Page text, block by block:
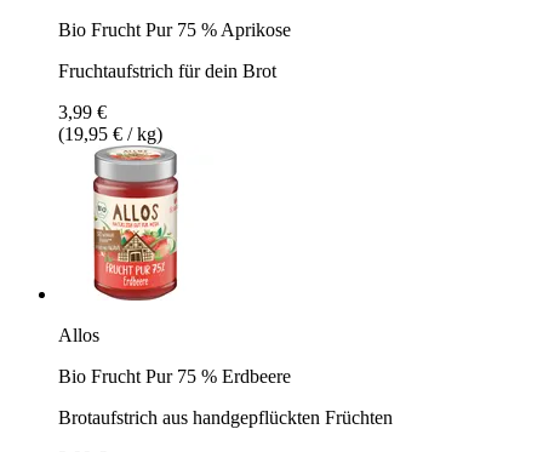
Bio Frucht Pur 75 % Aprikose
Fruchtaufstrich für dein Brot
3,99 €
(19,95 € / kg)
Allos
Bio Frucht Pur 75 % Erdbeere
Brotaufstrich aus handgepflückten Früchten